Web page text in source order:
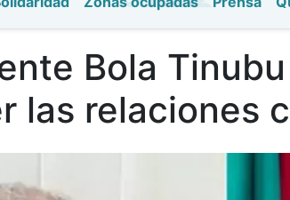
Bola
las relaciones